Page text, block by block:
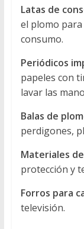
Latas de
el plomo
consumo.
Periódicos
papeles con
lavar las
Balas de
perdigones,
Materiales
protección y
Forros para
televisión.